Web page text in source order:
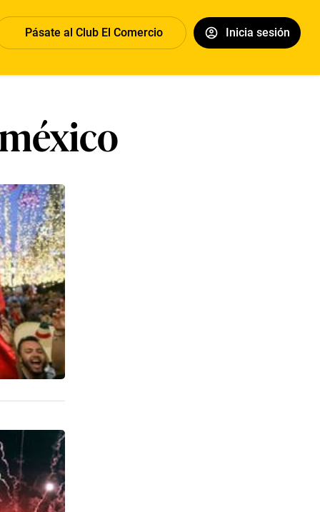
Pásate al Club El Comercio Inicia sesión